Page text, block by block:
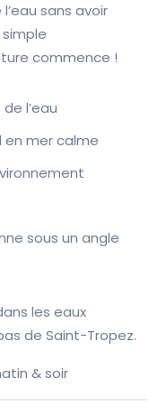
sans avoir
commence !
l’eau
en mer calme
sous un angle
les eaux
de Saint-Tropez.
& soir